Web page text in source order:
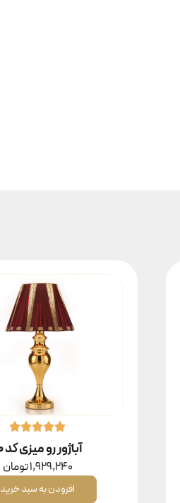
آباژور رو میزی کد ۱۱۰
1,929,240تومان
افزودن به سبد خرید